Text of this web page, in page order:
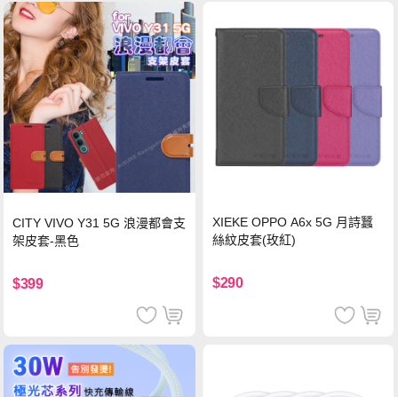
CITY VIVO Y31 5G 浪漫都會支
架皮套-黑色
$399
XIEKE OPPO A6x 5G 月詩蠶
絲紋皮套(玫紅)
$290